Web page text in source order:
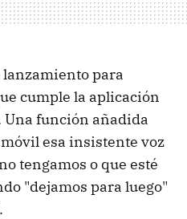
para
cumple la aplicación
Una función añadida
esa insistente voz
tengamos o que esté
"dejamos para luego"
.